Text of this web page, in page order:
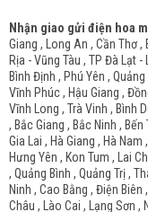
Nhận giao gửi điện hoa
Giang , Long An , Cần Thơ ,
Rịa - Vũng Tàu , TP Đà Lạt
Bình Định , Phú Yên ,
Vĩnh Phúc , Hậu Giang ,
Vĩnh Long , Trà Vinh , Bình
, Bắc Giang , Bắc Ninh ,
Gia Lai , Hà Giang , Hà
Hưng Yên , Kon Tum , Lai
, Quảng Bình , Quảng Trị ,
Ninh , Cao Bằng , Điện Biên
Châu , Lào Cai , Lạng Sơn ,